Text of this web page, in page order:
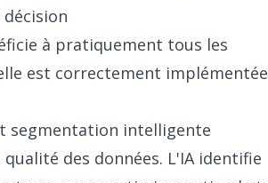
à pratiquement tous les
est correctement implémentée
segmentation intelligente
des données. L'IA identifie